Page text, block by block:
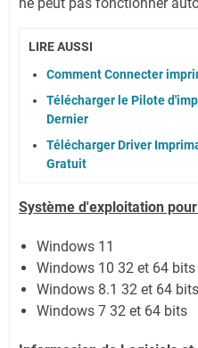
LIRE AUSSI
Comment Connecter
Télécharger le Pilote
Dernier
Télécharger Driver
Gratuit
Système d'exploitation
Windows 11
Windows 10 32 et 64 bits
Windows 8.1 32 et 64 bits
Windows 7 32 et 64 bits